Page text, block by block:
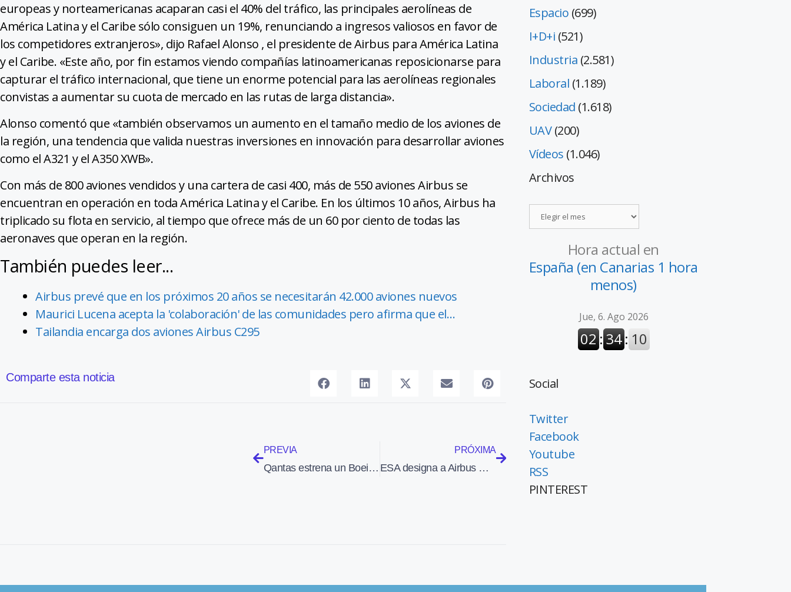
europeas y norteamericanas acaparan casi el 40% del tráfico, las principales aerolíneas de
América Latina y el Caribe sólo consiguen un 19%, renunciando a ingresos valiosos en favor de
los competidores extranjeros», dijo Rafael Alonso , el presidente de Airbus para América Latina
y el Caribe. «Este año, por fin estamos viendo compañías latinoamericanas reposicionarse para
capturar el tráfico internacional, que tiene un enorme potencial para las aerolíneas regionales
convistas a aumentar su cuota de mercado en las rutas de larga distancia».
Alonso comentó que «también observamos un aumento en el tamaño medio de los aviones de
la región, una tendencia que valida nuestras inversiones en innovación para desarrollar aviones
como el A321 y el A350 XWB».
Con más de 800 aviones vendidos y una cartera de casi 400, más de 550 aviones Airbus se
encuentran en operación en toda América Latina y el Caribe. En los últimos 10 años, Airbus ha
triplicado su flota en servicio, al tiempo que ofrece más de un 60 por ciento de todas las
aeronaves que operan en la región.
También puedes leer...
Airbus prevé que en los próximos 20 años se necesitarán 42.000 aviones nuevos
Maurici Lucena acepta la 'colaboración' de las comunidades pero afirma que el…
Tailandia encarga dos aviones Airbus C295
Comparte esta noticia
PREVIA
Qantas estrena un Boeing 737-800 con decoración retro de los años 70
PRÓXIMA
ESA designa a Airbus D&S contratista principal del módulo de servicios de la cápsula espacial Orion
Espacio (699)
I+D+i (521)
Industria (2.581)
Laboral (1.189)
Sociedad (1.618)
UAV(200)
Vídeos (1.046)
Archivos
Hora actual en
España (en Canarias 1 hora
menos)
Social
Twitter
Facebook
Youtube
RSS
PINTEREST